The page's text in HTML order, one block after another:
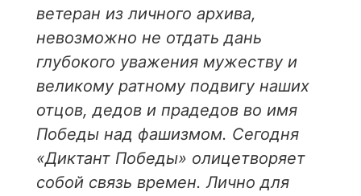
ветеран из личного архива,
невозможно не отдать дань
глубокого уважения мужеству и
великому ратному подвигу наших
отцов, дедов и прадедов во имя
Победы над фашизмом. Сегодня
«Диктант Победы» олицетворяет
собой связь времен. Лично для